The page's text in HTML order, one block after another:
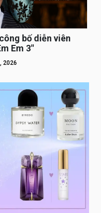
bố diễn viên
Em 3″
2026